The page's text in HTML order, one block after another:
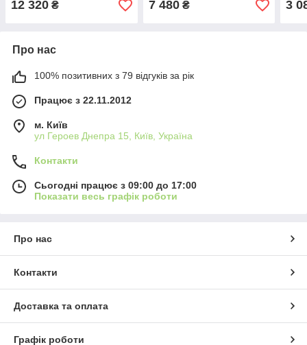
12 320 ₴ 7 480₴ 3
Про нас
100% позитивних з 79 відгуків за рік
Працює з 22.11.2012
м. Київ
ул Героев Днепра 15, Київ, Україна
Контакти
Сьогодні працює з 09:00 до 17:00
Показати весь графік роботи
Про нас
Контакти
Доставка та оплата
Графік роботи